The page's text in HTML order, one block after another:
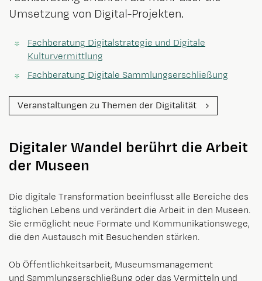
Umsetzung von Digital-Projekten.
Fachberatung Digitalstrategie und Digitale
Kulturvermittlung
Fachberatung Digitale Sammlungserschließung
Veranstaltungen zu Themen der Digitalität
Digitaler Wandel berührt die Arbeit
der Museen
Die digitale Transformation beeinflusst alle Bereiche des
täglichen Lebens und verändert die Arbeit in den Museen.
Sie ermöglicht neue Formate und Kommunikationswege,
die den Austausch mit Besuchenden stärken.
Ob Öffentlichkeitsarbeit, Museumsmanagement